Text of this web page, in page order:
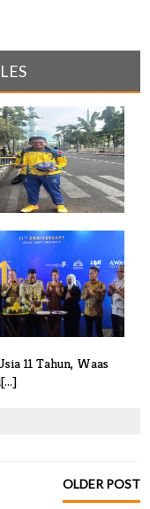
Jaya Putra, Atlet
11 Tahun, Waas
OLDER POST